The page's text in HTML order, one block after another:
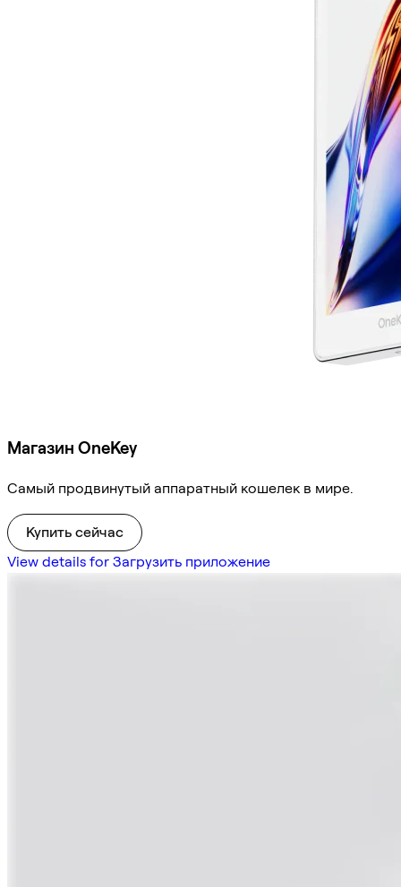
Магазин OneKey
Самый продвинутый аппаратный кошелек в мире.
Купить сейчас
View details for Загрузить приложение